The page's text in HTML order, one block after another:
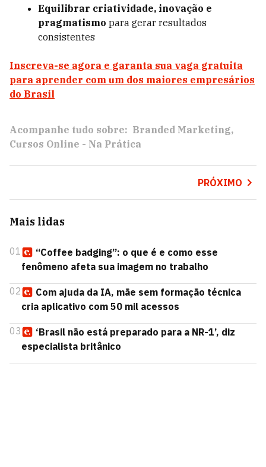
Equilibrar criatividade, inovação e
pragmatismo para gerar resultados
consistentes
Inscreva-se agora e garanta sua vaga gratuita
para aprender com um dos maiores empresários
do Brasil
Acompanhe tudo sobre: Branded Marketing
Cursos Online - Na Prática
PRÓXIMO
Mais lidas
01
“Coffee badging”: o que é e como esse
fenômeno afeta sua imagem no trabalho
02
Com ajuda da IA, mãe sem formação técnica
cria aplicativo com 50 mil acessos
03
‘Brasil não está preparado para a NR-1’, diz
especialista britânico